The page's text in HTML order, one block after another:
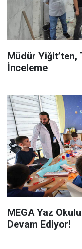
Müdür Yiğit’ten,
İnceleme
MEGA Yaz
Devam Ediyor!